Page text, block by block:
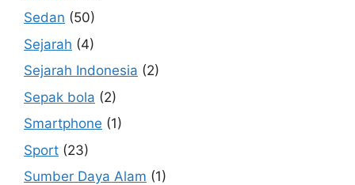
Sedan (50)
Sejarah (4)
Sejarah Indonesia (2)
Sepak bola (2)
Smartphone (1)
Sport (23)
Sumber Daya Alam (1)